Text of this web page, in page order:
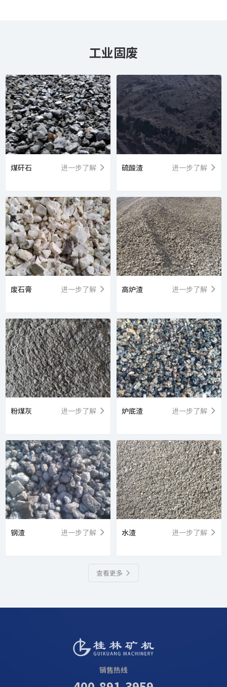
工业固废
煤矸石 进一步了解 硫酸渣 进一步了解
废石膏 进一步了解 高炉渣 进一步了解
粉煤灰 进一步了解 炉底渣 进一步了解
钢渣 进一步了解 水渣 进一步了解
查看更多
销售热线